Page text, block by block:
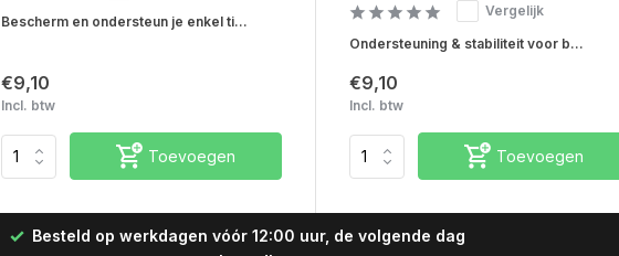
Bescherm en ondersteun je enkel ti...
€9,10
Incl. btw
Toevoegen
Vergelijk
Ondersteuning & stabiliteit voor b...
€9,10
Incl. btw
Toevoegen
Besteld op werkdagen vóór 12:00 uur, de volgende dag